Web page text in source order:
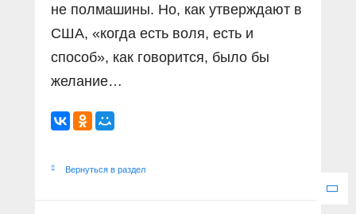
не полмашины. Но, как утверждают в
США, «когда есть воля, есть и
способ», как говорится, было бы
желание…
Вернуться в раздел